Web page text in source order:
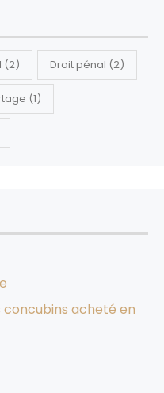
(2) Droit pénal (2)
(1)
acheté en